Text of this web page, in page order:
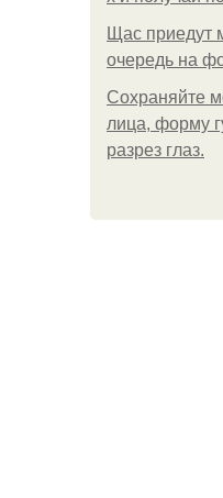
Щас приедут
очередь на
Сохраняйте
лица, форму
разрез глаз.